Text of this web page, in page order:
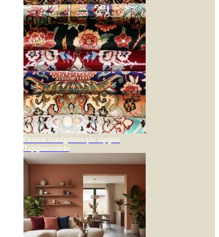
Ontdek handgeknoopte tapijten
Tapijtoverzicht